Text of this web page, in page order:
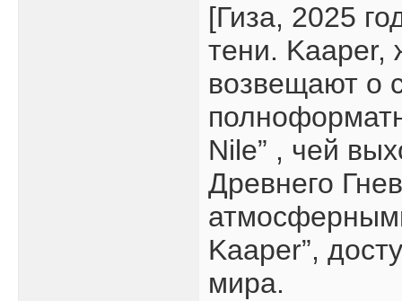
[Гиза, 2025
тени. Kaaper,
возвещают о
Nile” , чей
Древнего
Kaaper”,
мира.